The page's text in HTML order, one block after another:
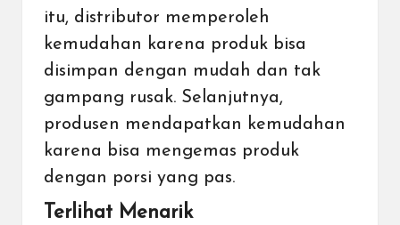
itu, distributor memperoleh
kemudahan karena produk bisa
disimpan dengan mudah dan tak
gampang rusak. Selanjutnya,
produsen mendapatkan kemudahan
karena bisa mengemas produk
dengan porsi yang pas.
Terlihat Menarik